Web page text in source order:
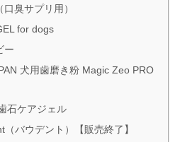
臭サプリ用）
for dogs
ー
犬用歯磨き粉 Magic Zeo PRO
石ケアジェル
バウデント）【販売終了】